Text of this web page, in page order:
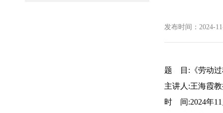
发布时间：2024-
题 目:《劳动过
主讲人:王海霞
时 间:2024年11